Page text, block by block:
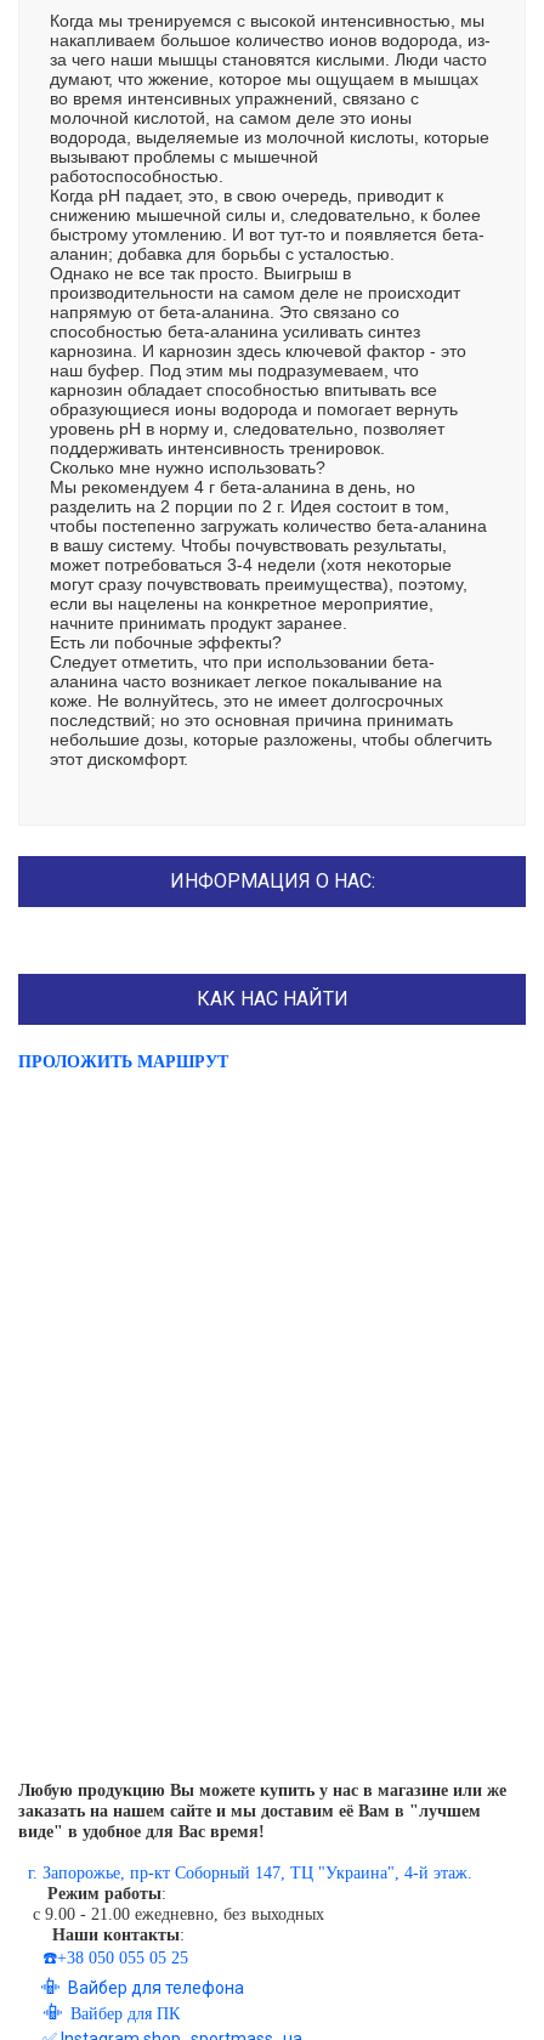
Когда мы тренируемся с высокой интенсивностью, мы
накапливаем большое количество ионов водорода, из-
за чего наши мышцы становятся кислыми. Люди часто
думают, что жжение, которое мы ощущаем в мышцах
во время интенсивных упражнений, связано с
молочной кислотой, на самом деле это ионы
водорода, выделяемые из молочной кислоты, которые
вызывают проблемы с мышечной
работоспособностью.
Когда pH падает, это, в свою очередь, приводит к
снижению мышечной силы и, следовательно, к более
быстрому утомлению. И вот тут-то и появляется бета-
аланин; добавка для борьбы с усталостью.
Однако не все так просто. Выигрыш в
производительности на самом деле не происходит
напрямую от бета-аланина. Это связано со
способностью бета-аланина усиливать синтез
карнозина. И карнозин здесь ключевой фактор - это
наш буфер. Под этим мы подразумеваем, что
карнозин обладает способностью впитывать все
образующиеся ионы водорода и помогает вернуть
уровень pH в норму и, следовательно, позволяет
поддерживать интенсивность тренировок.
Сколько мне нужно использовать?
Мы рекомендуем 4 г бета-аланина в день, но
разделить на 2 порции по 2 г. Идея состоит в том,
чтобы постепенно загружать количество бета-аланина
в вашу систему. Чтобы почувствовать результаты,
может потребоваться 3-4 недели (хотя некоторые
могут сразу почувствовать преимущества), поэтому,
если вы нацелены на конкретное мероприятие,
начните принимать продукт заранее.
Есть ли побочные эффекты?
Следует отметить, что при использовании бета-
аланина часто возникает легкое покалывание на
коже. Не волнуйтесь, это не имеет долгосрочных
последствий; но это основная причина принимать
небольшие дозы, которые разложены, чтобы облегчить
этот дискомфорт.
ИНФОРМАЦИЯ О НАС:
КАК НАС НАЙТИ
ПРОЛОЖИТЬ МАРШРУТ
Любую продукцию Вы можете купить у нас в магазине или же
заказать на нашем сайте и мы доставим её Вам в "лучшем
виде" в удобное для Вас время!
г. Запорожье, пр-кт Соборный 147, ТЦ "Украина", 4-й этаж.
Режим работы:
с 9.00 - 21.00 ежедневно, без выходных
Наши контакты:
☎️+38 050 055 05 25
📳 Вайбер для телефона
📳 Вайбер для ПК